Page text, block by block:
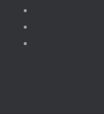
曼
曼
曼